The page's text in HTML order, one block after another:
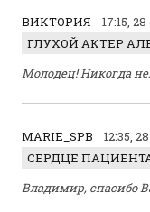
ВИКТОРИЯ
17:15,
Молодец! Никогда
MARIE_SPB
12:35,
Владимир, спасибо